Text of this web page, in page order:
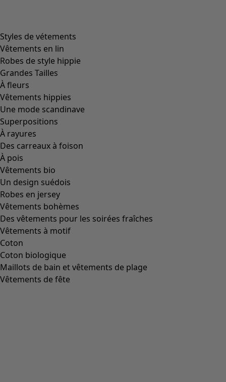
Styles de vétements
Vêtements en lin
Robes de style hippie
Grandes Tailles
À fleurs
Vêtements hippies
Une mode scandinave
Superpositions
À rayures
Des carreaux à foison
À pois
Vêtements bio
Un design suédois
Robes en jersey
Vêtements bohèmes
Des vêtements pour les soirées fraîches
Vêtements à motif
Coton
Coton biologique
Maillots de bain et vêtements de plage
Vêtements de fête